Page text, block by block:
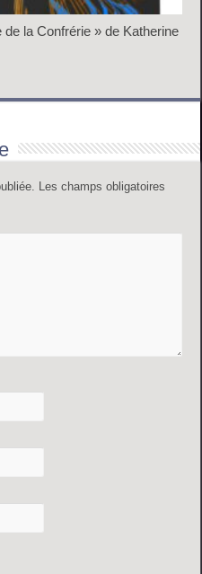
la Confrérie » de Katherine
Les champs obligatoires